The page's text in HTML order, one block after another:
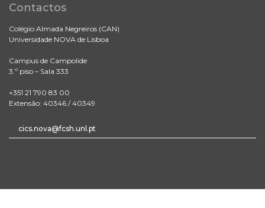
Contactos
Colégio Almada Negreiros (CAN)
Universidade NOVA de Lisboa
Campus de Campolide
3.º piso – Sala 333
+351 21 790 83 00
Extensão: 40346 / 40349
cics.nova@fcsh.unl.pt